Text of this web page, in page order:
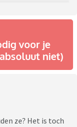
voor je
niet)
ze? Het is toch